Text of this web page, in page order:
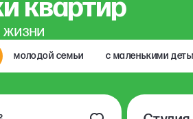
квартир
ЖИЗНИ
молодой семьи с маленькими